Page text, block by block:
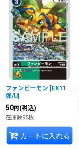
ファンビーモン [EX11
弾/U]
50円 (税込)
在庫数95枚
カートに入れる